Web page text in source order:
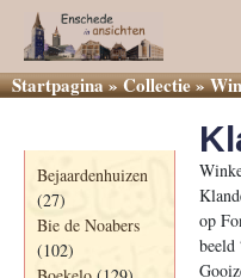
Startpagina»Collectie»
Bejaardenhuizen
(27)
Bie de Noabers
(102)
op
beeld